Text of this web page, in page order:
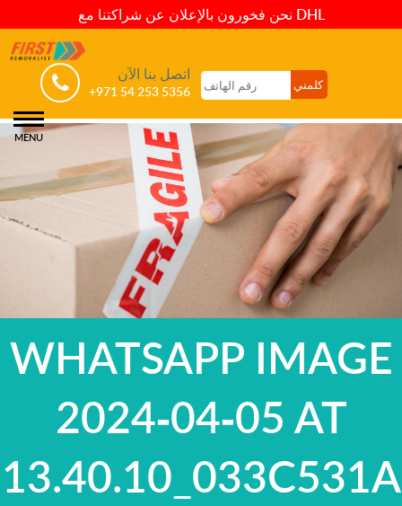
نحن فخورون بالإعلان عن شراكتنا مع DHL
اتصل بنا الآن
+971 54 253 5356
MENU
WHATSAPP IMAGE
2024-04-05 AT
13.40.10_033C531A